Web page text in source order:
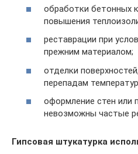
обработки бетонных
повышения
реставрации при
прежним материалом;
отделки
перепадам
оформление стен или
невозможны частые
Гипсовая штукатурка